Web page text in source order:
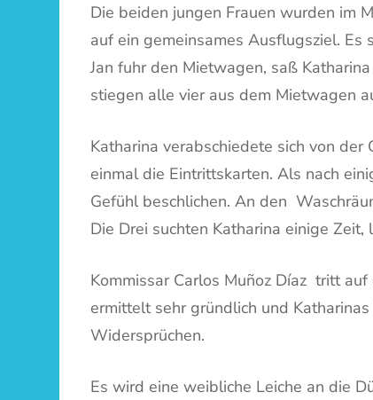
Die beiden jungen Frauen wurden im
auf ein gemeinsames Ausflugsziel.
Jan fuhr den Mietwagen, saß
stiegen alle vier aus dem Mietwagen
Katharina verabschiedete sich von
einmal die Eintrittskarten. Als nach
Gefühl beschlichen. An den
Die Drei suchten Katharina einige
Kommissar Carlos Muñoz Díaz tritt
ermittelt sehr gründlich und
Widersprüchen.
Es wird eine weibliche Leiche an die